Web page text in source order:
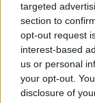
targeted
section to
opt-out request
interest-based
us or personal
your opt-out.
disclosure of
Nagyszabású
sorozata.